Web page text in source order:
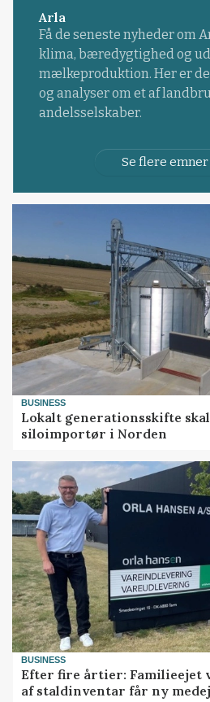
Arla
Få de seneste nyheder om
klima, bæredygtighed og
mælkeproduktion. Her er
og analyser om et af
andelsselskaber.
Se flere
BUSINESS
Lokalt generationsskifte
siloimportør i Norden
BUSINESS
Efter fire årtier: Familieejet
af staldinventar får ny